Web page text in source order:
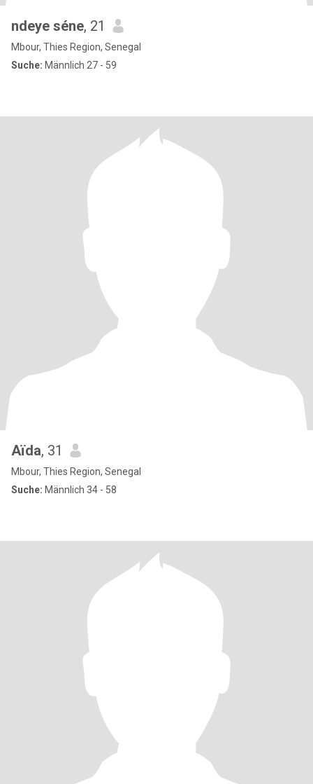
ndeye séne, 21
Mbour, Thies Region, Senegal
Suche: Männlich 27 - 59
Aïda, 31
Mbour, Thies Region, Senegal
Suche: Männlich 34 - 58